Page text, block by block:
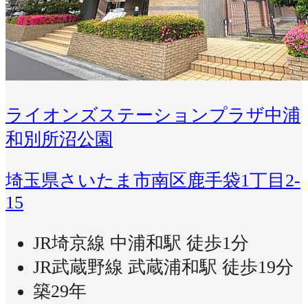
ライオンズステーションプラザ中浦
和別所沼公園
埼玉県さいたま市南区鹿手袋1丁目2-
15
JR埼京線 中浦和駅 徒歩1分
JR武蔵野線 武蔵浦和駅 徒歩19分
築29年